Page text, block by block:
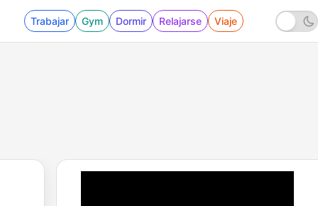
Trabajar Gym Dormir Relajarse Viaje